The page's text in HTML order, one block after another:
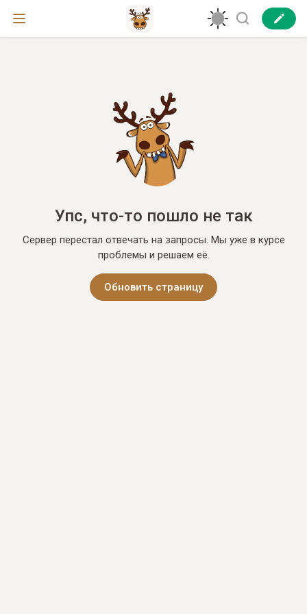
Упс, что-то пошло не так
Сервер перестал отвечать на запросы. Мы уже в курсе
проблемы и решаем её.
Обновить страницу